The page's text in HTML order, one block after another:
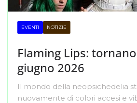
EVENTI NOTIZIE
Flaming Lips:
giugno 2026
Il mondo della neopsichedelia
nuovamente di colori accesi e